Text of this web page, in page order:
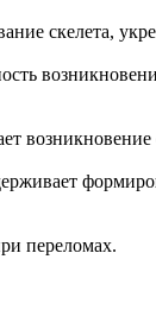
скелета,
переломах.